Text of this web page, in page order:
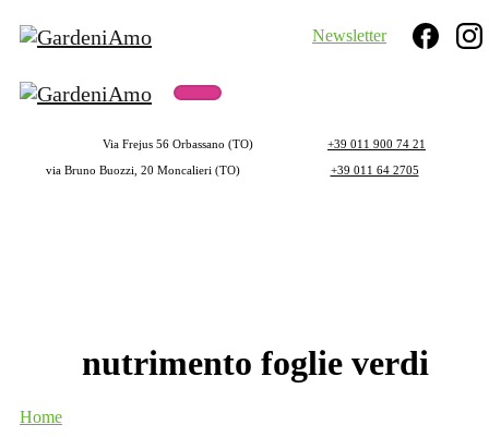
Newsletter
Via Frejus 56 Orbassano (TO)
+39 011 900 74 21
via Bruno Buozzi, 20 Moncalieri (TO)
+39 011 64 2705
nutrimento foglie verdi
Home